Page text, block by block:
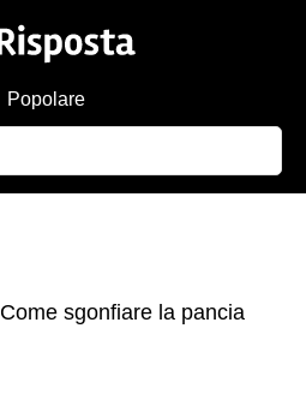
Popolare
Come sgonfiare la pancia